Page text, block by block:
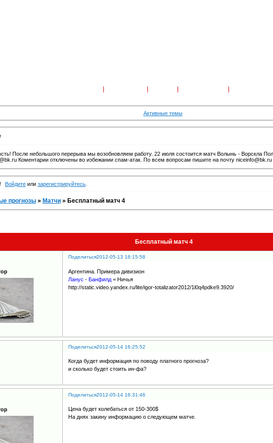
Активные темы
После небольшого перерыва мы возобновляем работу. 22 июля состоится матч Волынь - Ворскла
Коментарии отключены во избежании спам-атак. По всем вопросам пишите на почту niceinfo@bk.ru
Войдите или зарегистрируйтесь
прогнозы » Матчи » Бесплатный матч 4
Бесплатный матч 4
Поделиться2012-05-13 16:15:58
Аргентина. Примера дивизион
Ланус - Банфилд= Ничья
http://static.video.yandex.ru/lite/igor-totalizator2012/1l0q4pdke9.3920/
Поделиться2012-05-14 16:25:52
Когда будет информация по поводу платного прогноза?
и сколько будет стоить ин-фа?
Поделиться2012-05-14 16:31:46
Цена будет колебаться от 150-300$
На днях закину информацию о следующем матче.